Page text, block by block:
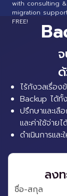
with consulting &
migration
FREE!
ไร้กังวลเรื่อ
Backup ได้ทั้
ปรึกษาและเลื
และค่าใช้จ่ายไ
ดำเนินการแล
ลง
ชื่อ-สกุล